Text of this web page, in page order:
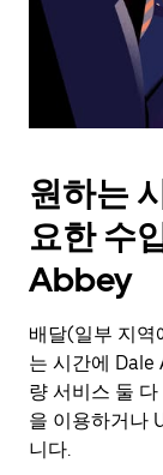
짜
캘
린
더
를
닫
려
면
Esc
키
를
누
원하는
요한 수
Abbey
배달(일부 지역
는 시간에 Dale
량 서비스 둘
을 이용하거나
니다.